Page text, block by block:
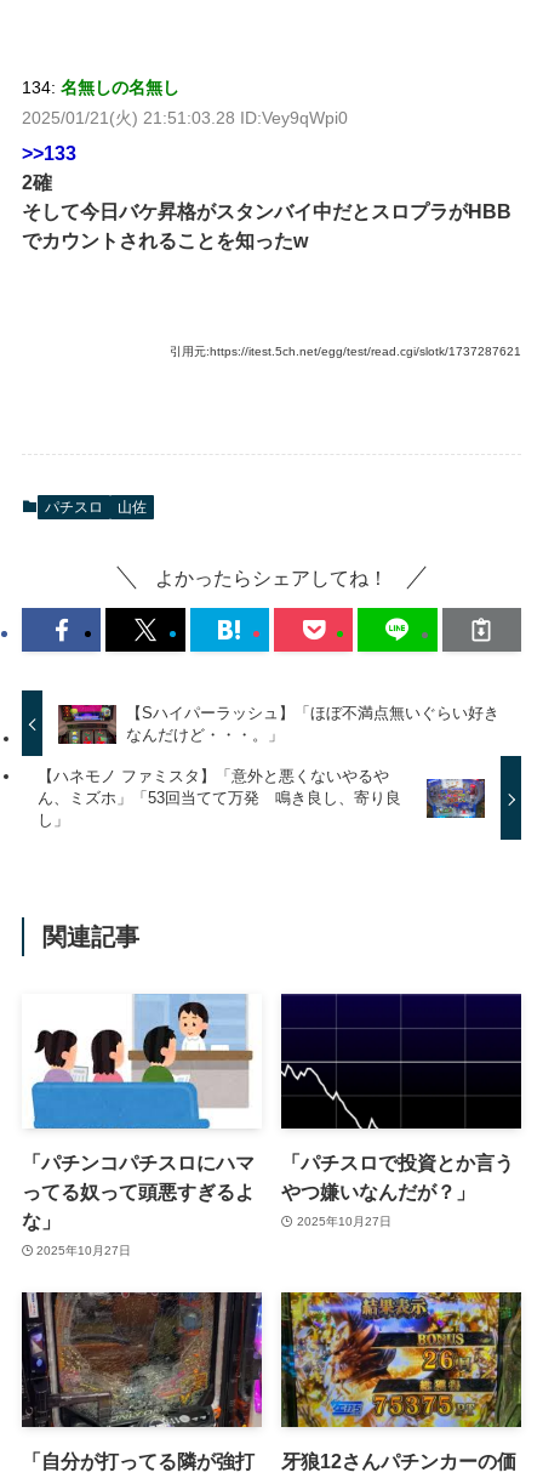
134: 名無しの名無し
2025/01/21(火) 21:51:03.28 ID:Vey9qWpi0
>>133
2確
そして今日バケ昇格がスタンバイ中だとスロプラがHBB
でカウントされることを知ったw
引用元:https://itest.5ch.net/egg/test/read.cgi/slotk/1737287621
パチスロ 山佐
よかったらシェアしてね！
【Sハイパーラッシュ】「ほぼ不満点無いぐらい好き
なんだけど・・・。」
【ハネモノ ファミスタ】「意外と悪くないやるや
ん、ミズホ」「53回当てて万発 鳴き良し、寄り良
し」
関連記事
「パチンコパチスロにハマ
ってる奴って頭悪すぎるよ
な」
2025年10月27日
「パチスロで投資とか言う
やつ嫌いなんだが？」
2025年10月27日
「自分が打ってる隣が強打
牙狼12さんパチンカーの価